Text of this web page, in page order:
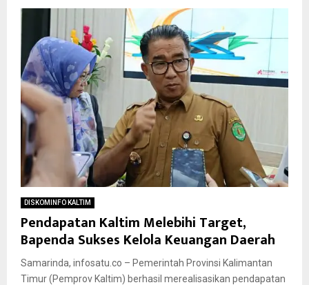
DISKOMINFO KALTIM
Pendapatan Kaltim Melebihi Target,
Bapenda Sukses Kelola Keuangan Daerah
Samarinda, infosatu.co – Pemerintah Provinsi Kalimantan
Timur (Pemprov Kaltim) berhasil merealisasikan pendapatan